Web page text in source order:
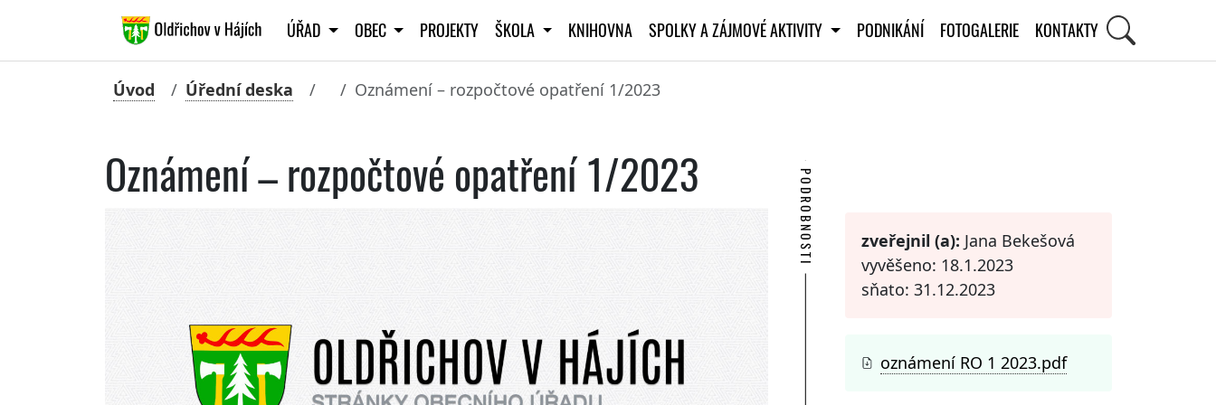
ÚŘAD OBEC PROJEKTY ŠKOLA KNIHOVNA SPOLKY A ZÁJMOVÉ AKTIVITY PODNIKÁNÍ FOTOGALERIE KONTAKTY
Úvod Úřední deska Oznámení – rozpočtové opatření 1/2023
Oznámení – rozpočtové opatření 1/2023 PODROBNOSTI zveřejnil (a): Jana Bekešová
vyvěšeno: 18.1.2023
sňato: 31.12.2023
oznámení RO 1 2023.pdf